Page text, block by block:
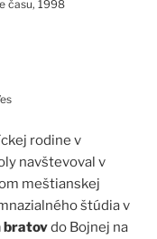
času, 1998
rodine v
navštevoval v
meštianskej
štúdia v
bratovdo Bojnej na